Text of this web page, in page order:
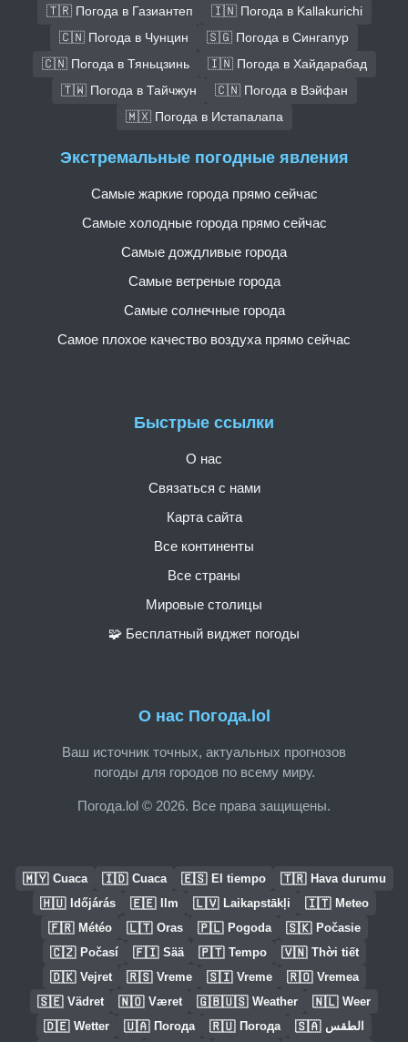
🇹🇷 Погода в Газиантеп
🇮🇳 Погода в Kallakurichi
🇨🇳 Погода в Чунцин
🇸🇬 Погода в Сингапур
🇨🇳 Погода в Тяньцзинь
🇮🇳 Погода в Хайдарабад
🇹🇼 Погода в Тайчжун
🇨🇳 Погода в Вэйфан
🇲🇽 Погода в Истапалапа
О нас Погода.lol
Ваш источник точных, актуальных прогнозов
погоды для городов по всему миру.
Погода.lol © 2026. Все права защищены.
Быстрые ссылки
О нас
Связаться с нами
Карта сайта
Все континенты
Все страны
Мировые столицы
🧩 Бесплатный виджет погоды
Экстремальные погодные явления
Самые жаркие города прямо сейчас
Самые холодные города прямо сейчас
Самые дождливые города
Самые ветреные города
Самые солнечные города
Самое плохое качество воздуха прямо сейчас
🇲🇾 Cuaca 🇮🇩 Cuaca 🇪🇸 El tiempo 🇹🇷 Hava durumu
🇭🇺 Időjárás 🇪🇪 Ilm 🇱🇻 Laikapstākļi 🇮🇹 Meteo
🇫🇷 Météo 🇱🇹 Oras 🇵🇱 Pogoda 🇸🇰 Počasie
🇨🇿 Počasí 🇫🇮 Sää 🇵🇹 Tempo 🇻🇳 Thời tiết
🇩🇰 Vejret 🇷🇸 Vreme 🇸🇮 Vreme 🇷🇴 Vremea
🇸🇪 Vädret 🇳🇴 Været 🇬🇧🇺🇸 Weather 🇳🇱 Weer
🇩🇪 Wetter 🇺🇦 Погода 🇷🇺 Погода 🇸🇦 الطقس